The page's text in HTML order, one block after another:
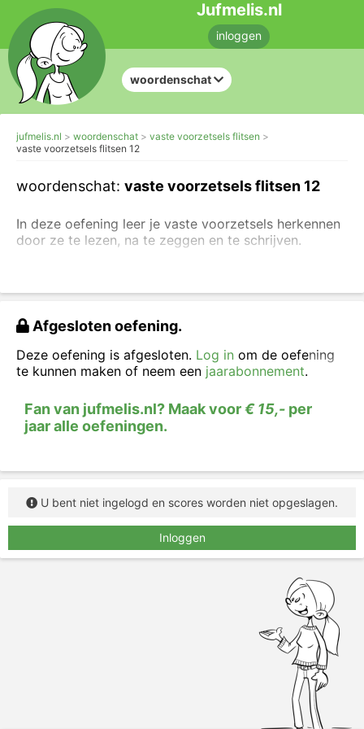
Jufmelis.nl
inloggen
woordenschat
jufmelis.nl woordenschat
vaste voorzetsels flitsen
vaste voorzetsels flitsen 12
woordenschat: vaste voorzetsels flitsen 12
In deze oefening leer je vaste voorzetsels herkennen
door ze te lezen, na te zeggen en te schrijven.
Lees de woorden, zeg ze hardop (als dat kan) en
typ de woorden in het vakje.
Afgesloten oefening.
Deze oefening is afgesloten. Log in om de oefening
te kunnen maken of neem een jaarabonnement.
Fan van jufmelis.nl? Maak voor€ 15,- per
jaar alle oefeningen.
U bent niet ingelogd en scores worden niet opgeslagen.
Inloggen